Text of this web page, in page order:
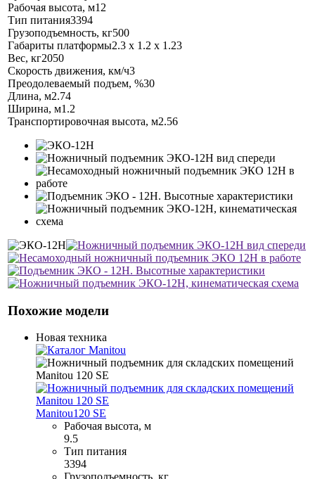
Рабочая высота, м12
Тип питания3394
Грузоподъемность, кг500
Габариты платформы2.3 х 1.2 х 1.23
Вес, кг2050
Скорость движения, км/ч3
Преодолеваемый подъем, %30
Длина, м2.74
Ширина, м1.2
Транспортировочная высота, м2.56
Похожие модели
Новая техника
Manitou120 SE
Рабочая высота, м
9.5
Тип питания
3394